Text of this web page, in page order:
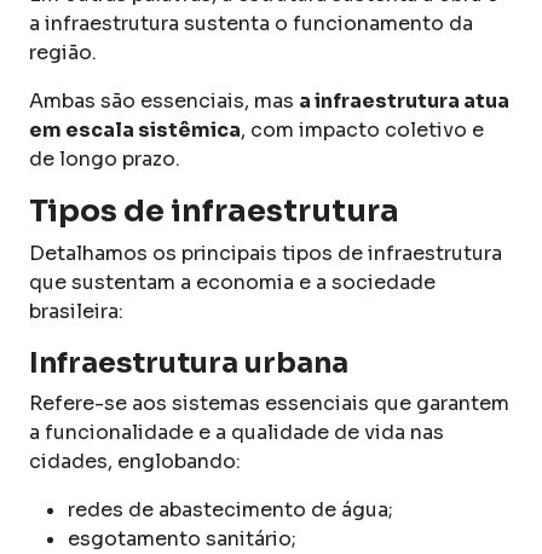
a infraestrutura sustenta o funcionamento da
região.
Ambas são essenciais, mas a infraestrutura atua
em escala sistêmica, com impacto coletivo e
de longo prazo.
Tipos de infraestrutura
Detalhamos os principais tipos de infraestrutura
que sustentam a economia e a sociedade
brasileira:
Infraestrutura urbana
Refere-se aos sistemas essenciais que garantem
a funcionalidade e a qualidade de vida nas
cidades, englobando:
redes de abastecimento de água;
esgotamento sanitário;